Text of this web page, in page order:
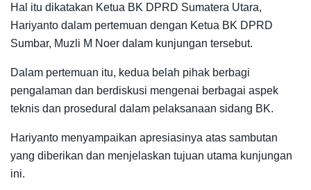
Hal itu dikatakan Ketua BK DPRD Sumatera Utara,
Hariyanto dalam pertemuan dengan Ketua BK DPRD
Sumbar, Muzli M Noer dalam kunjungan tersebut.
Dalam pertemuan itu, kedua belah pihak berbagi
pengalaman dan berdiskusi mengenai berbagai aspek
teknis dan prosedural dalam pelaksanaan sidang BK.
Hariyanto menyampaikan apresiasinya atas sambutan
yang diberikan dan menjelaskan tujuan utama kunjungan
ini.